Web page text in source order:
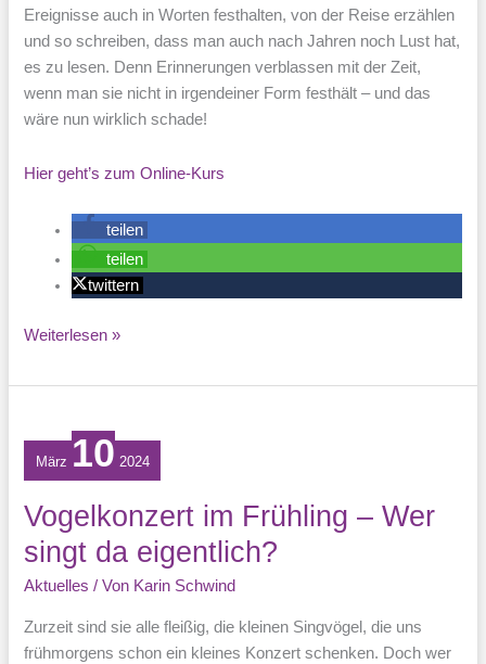
Ereignisse auch in Worten festhalten, von der Reise erzählen
und so schreiben, dass man auch nach Jahren noch Lust hat,
es zu lesen. Denn Erinnerungen verblassen mit der Zeit,
wenn man sie nicht in irgendeiner Form festhält – und das
wäre nun wirklich schade!
Hier geht’s zum Online-Kurs
teilen
teilen
twittern
Reisetagebuch
Travel
Weiterlesen »
März 10 2024
Vogelkonzert im Frühling – Wer
singt da eigentlich?
Aktuelles / Von Karin Schwind
Zurzeit sind sie alle fleißig, die kleinen Singvögel, die uns
frühmorgens schon ein kleines Konzert schenken. Doch wer